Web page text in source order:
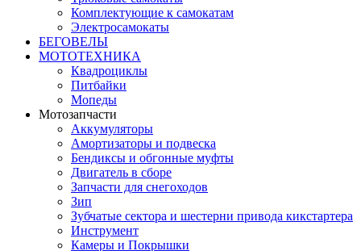
Комплектующие к самокатам
Электросамокаты
БЕГОВЕЛЫ
МОТОТЕХНИКА
Квадроциклы
Питбайки
Мопеды
Мотозапчасти
Аккумуляторы
Амортизаторы и подвеска
Бендиксы и обгонные муфты
Двигатель в сборе
Запчасти для снегоходов
Зип
Зубчатые сектора и шестерни привода кикстартера
Инструмент
Камеры и Покрышки